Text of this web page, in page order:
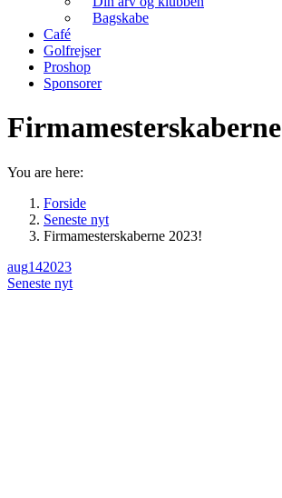
Bagskabe
Café
Golfrejser
Proshop
Sponsorer
You are here:
Forside
Seneste nyt
Firmamesterskaberne 2023!
aug142023
Seneste nyt